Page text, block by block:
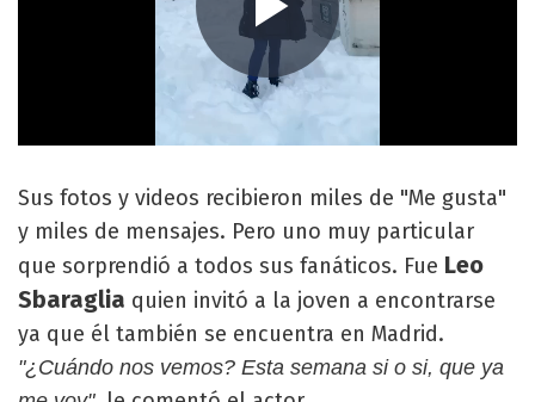
Sus fotos y videos recibieron miles de "Me gusta"
y miles de mensajes. Pero uno muy particular
que sorprendió a todos sus fanáticos. Fue Leo
Sbaraglia quien invitó a la joven a encontrarse
ya que él también se encuentra en Madrid.
"¿Cuándo nos vemos? Esta semana si o si, que ya